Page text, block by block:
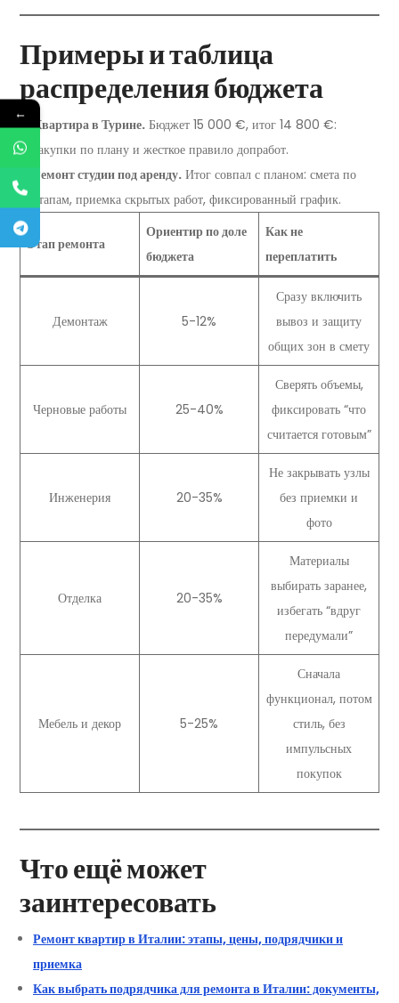
Примеры и таблица
распределения бюджета
Квартира в Турине. Бюджет 15 000 €, итог 14 800 €:
закупки по плану и жесткое правило допработ.
Ремонт студии под аренду. Итог совпал с планом: смета по
этапам, приемка скрытых работ, фиксированный график.
Этап ремонта
Ориентир по доле
бюджета
Как не
переплатить
Демонтаж 5-12%
Сразу включить
вывоз и защиту
общих зон в смету
Черновые работы 25-40%
Сверять объемы,
фиксировать “что
считается готовым”
Инженерия 20-35%
Не закрывать узлы
без приемки и
фото
Отделка 20-35%
Материалы
выбирать заранее,
избегать “вдруг
передумали”
Мебель и декор 5-25%
Сначала
функционал, потом
стиль, без
импульсных
покупок
Что ещё может
заинтересовать
Ремонт квартир в Италии: этапы, цены, подрядчики и
приемка
Как выбрать подрядчика для ремонта в Италии: документы,
←